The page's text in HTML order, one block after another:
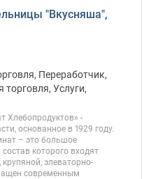
"Вкусняша",
Переработчик,
торговля, Услуги,
Хлебопродуктов» -
основанное в 1929 году.
– это большое
которого входят
элеваторно-
современным